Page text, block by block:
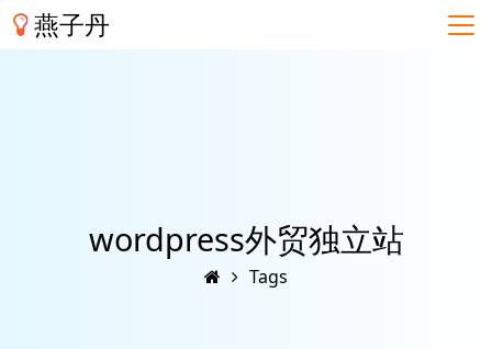
燕子丹
wordpress外贸独立站
Tags